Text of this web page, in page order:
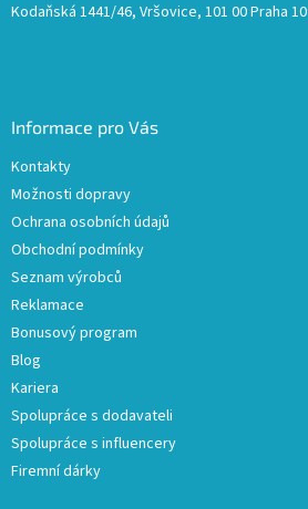
Kodaňská 1441/46, Vršovice, 101 00 Praha 10
Informace pro Vás
Kontakty
Možnosti dopravy
Ochrana osobních údajů
Obchodní podmínky
Seznam výrobců
Reklamace
Bonusový program
Blog
Kariera
Spolupráce s dodavateli
Spolupráce s influencery
Firemní dárky